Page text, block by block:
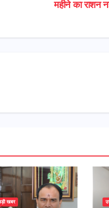
महीने का राशन
खबर